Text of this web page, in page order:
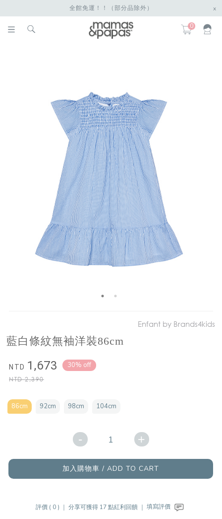
全館免運！！（部分品除外） x
0
Enfant by Brands4kids
藍白條紋無袖洋裝86cm
NTD 1,673
NTD2,390
30% off
86cm 92cm 98cm 104cm
- +
加入購物車 / ADD TO CART
評價 ( 0 ) ｜分享可獲得 17 點紅利回饋 ｜填寫評價